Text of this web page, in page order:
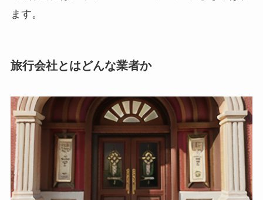
ます。
旅行会社とはどんな業者か